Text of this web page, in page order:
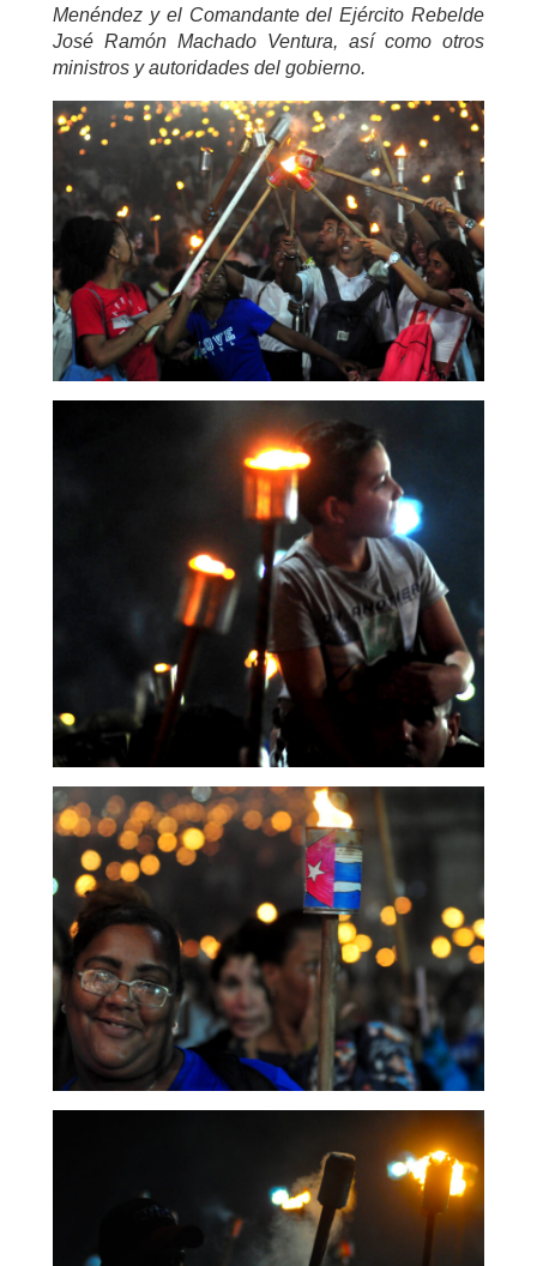
Menéndez y el Comandante del Ejército Rebelde
José Ramón Machado Ventura, así como otros
ministros y autoridades del gobierno.